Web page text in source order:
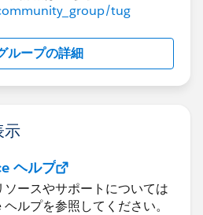
tug
ループの詳細
示
ヘルプ
ソースやサポートについては
ルプを参照してください。